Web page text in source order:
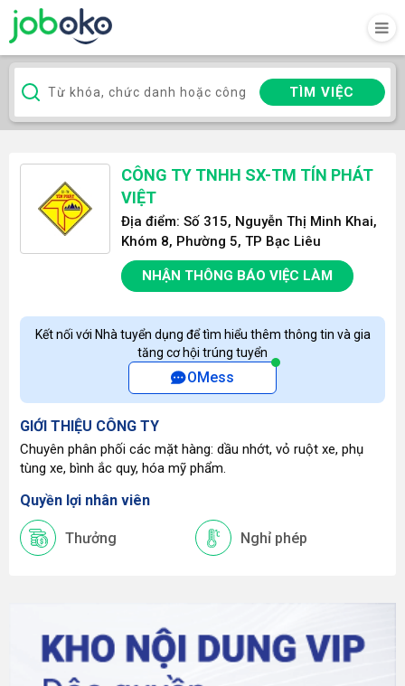
TÌM VIỆC
CÔNG TY TNHH SX-TM TÍN PHÁT
VIỆT
Địa điểm: Số 315, Nguyễn Thị Minh Khai,
Khóm 8, Phường 5, TP Bạc Liêu
NHẬN THÔNG BÁO VIỆC LÀM
Kết nối với Nhà tuyển dụng để tìm hiểu thêm thông tin và gia
tăng cơ hội trúng tuyển
OMess
GIỚI THIỆU CÔNG TY
Chuyên phân phối các mặt hàng: dầu nhớt, vỏ ruột xe, phụ
tùng xe, bình ắc quy, hóa mỹ phẩm.
Quyền lợi nhân viên
Thưởng Nghỉ phép